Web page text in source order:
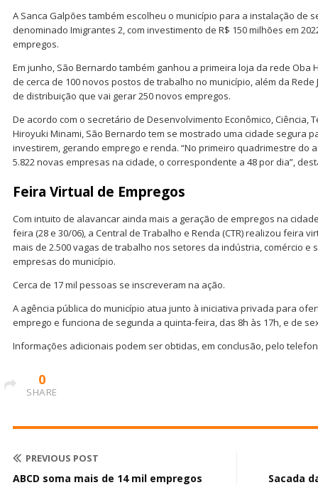
A Sanca Galpões também escolheu o município para a instalação de
denominado Imigrantes 2, com investimento de R$ 150 milhões em
empregos.
Em junho, São Bernardo também ganhou a primeira loja da rede Oba
de cerca de 100 novos postos de trabalho no município, além da
de distribuição que vai gerar 250 novos empregos.
De acordo com o secretário de Desenvolvimento Econômico, Ciência,
Hiroyuki Minami, São Bernardo tem se mostrado uma cidade segura
investirem, gerando emprego e renda. “No primeiro quadrimestre do
5.822 novas empresas na cidade, o correspondente a 48 por dia”,
Feira Virtual de Empregos
Com intuito de alavancar ainda mais a geração de empregos na
feira (28 e 30/06), a Central de Trabalho e Renda (CTR) realizou feira
mais de 2.500 vagas de trabalho nos setores da indústria, comércio e
empresas do município.
Cerca de 17 mil pessoas se inscreveram na ação.
A agência pública do município atua junto à iniciativa privada para
emprego e funciona de segunda a quinta-feira, das 8h às 17h, e de
Informações adicionais podem ser obtidas, em conclusão, pelo
0
SHARE
PREVIOUS POST
ABCD soma mais de 14 mil empregos Sacada